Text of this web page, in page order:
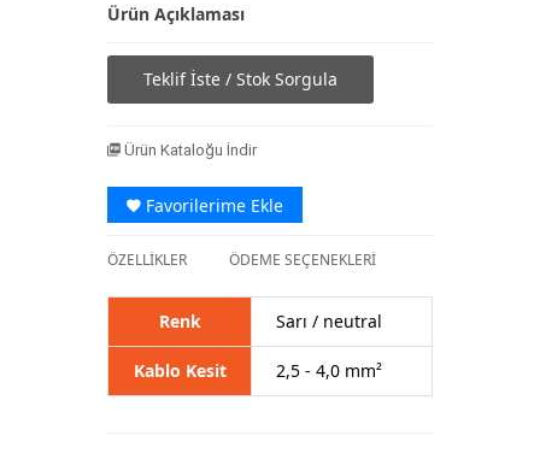
Ürün Açıklaması
Teklif İste / Stok Sorgula
Ürün Kataloğu İndir
Favorilerime Ekle
ÖZELLİKLER ÖDEME SEÇENEKLERİ
Renk Sarı / neutral
Kablo Kesit 2,5 - 4,0 mm²